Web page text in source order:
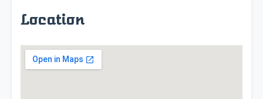
Location